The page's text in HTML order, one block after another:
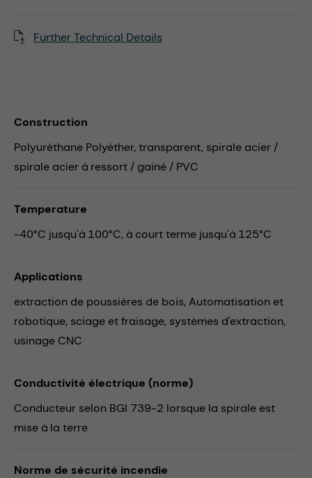
Further Technical Details
Construction
Polyuréthane Polyéther, transparent, spirale acier /
spirale acier à ressort / gainé / PVC
Temperature
-40°C jusqu'à 100°C, à court terme jusqu'à 125°C
Applications
extraction de poussières de bois,Automatisation et
robotique, sciage et fraisage, systèmes d'extraction,
usinage CNC
Conductivité électrique (norme)
Conducteur selon BGI 739-2 lorsque la spirale est
mise à la terre
Norme de sécurité incendie